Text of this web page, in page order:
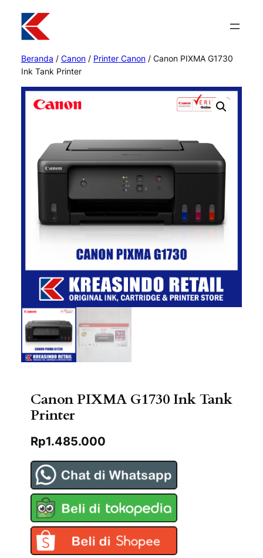
Beranda / Canon/ Printer Canon/ Canon PIXMA G1730
Ink Tank Printer
Canon PIXMA G1730 Ink Tank
Printer
Rp1.485.000